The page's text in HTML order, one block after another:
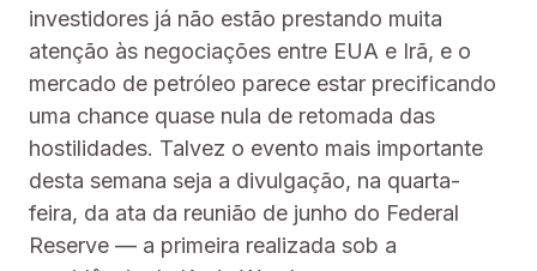
investidores já não estão prestando muita
atenção às negociações entre EUA e Irã, e o
mercado de petróleo parece estar precificando
uma chance quase nula de retomada das
hostilidades. Talvez o evento mais importante
desta semana seja a divulgação, na quarta-
feira, da ata da reunião de junho do Federal
Reserve — a primeira realizada sob a